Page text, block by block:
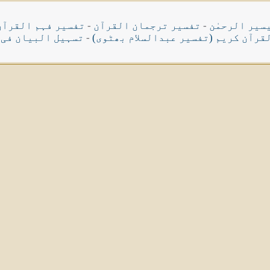
الرحمٰن - تفسیر ترجمان القرآن - تفسیر فہم
کریم (تفسیر عبدالسلام بھٹوی) - تسہیل البیان